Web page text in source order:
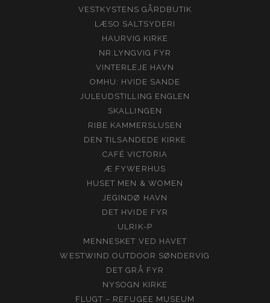
VESTKYSTENS GÅRDBUTIK
LÆSO SALTSYDERI
HAURVIG KIRKE
NR.LYNGVIG FYR
VINTERLEJE HAVN
OMHU: HVIDE SANDE
JULEUDSTILLING ENGLEN
SKALLINGEN
RIBE KAMMERSLUSEN
DEN TILSANDEDE KIRKE
CAFÉ VICTORIA
Æ FYWERHUS
HUSET MEN & WOMEN
JEGINDØ HAVN
DET HVIDE FYR
ULRIK-P
MENNESKET VED HAVET
WESTWIND OUTDOOR SØNDERVIG
DET GRÅ FYR
NYSOGN KIRKE
FLUGT – REFUGEE MUSEUM